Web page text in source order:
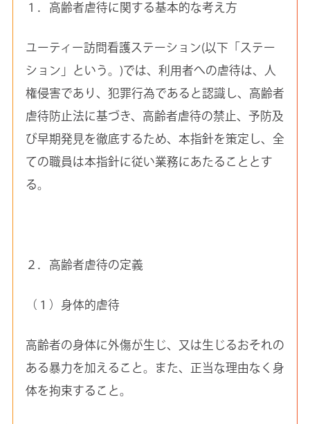
１．高齢者虐待に関する基本的な考え方
ユーティー訪問看護ステーション(以下「ステー
ション」という。)では、利用者への虐待は、人
権侵害であり、犯罪行為であると認識し、高齢者
虐待防止法に基づき、高齢者虐待の禁止、予防及
び早期発見を徹底するため、本指針を策定し、全
ての職員は本指針に従い業務にあたることとす
る。
２．高齢者虐待の定義
（１）身体的虐待
高齢者の身体に外傷が生じ、又は生じるおそれの
ある暴力を加えること。また、正当な理由なく身
体を拘束すること。